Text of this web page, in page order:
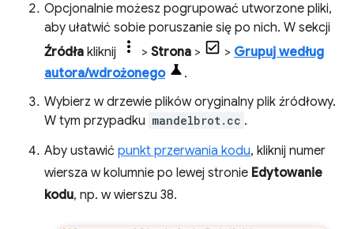
Opcjonalnie możesz pogrupować utworzone pliki,
aby ułatwić sobie poruszanie się po nich. W sekcji
Źródła kliknij > Strona > > Grupuj według
autora/wdrożonego
.
Wybierz w drzewie plików oryginalny plik źródłowy.
W tym przypadku mandelbrot.cc .
Aby ustawić punkt przerwania kodu, kliknij numer
wiersza w kolumnie po lewej stronie Edytowanie
kodu, np. w wierszu 38.